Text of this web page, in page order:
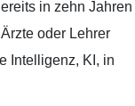
in zehn Jahren
oder Lehrer
Intelligenz, KI, in